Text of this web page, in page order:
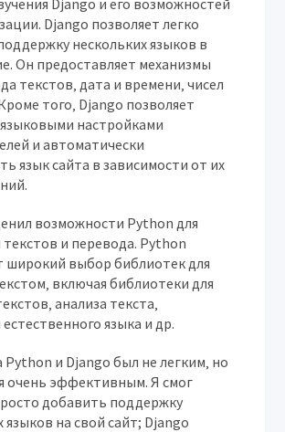
Django и его возможностей
Django позволяет легко
нескольких языков в
Он предоставляет механизмы
текстов‚ дата и времени‚ чисел
того‚ Django позволяет
настройками
и автоматически
язык сайта в зависимости от их
возможности Python для
и перевода. Python
широкий выбор библиотек для
включая библиотеки для
анализа текста‚
языка и др.
Python и Django был не легким‚ но
очень эффективным. Я смог
добавить поддержку
языков на свой сайт; Django